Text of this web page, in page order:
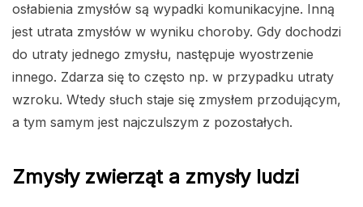
osłabienia zmysłów są wypadki komunikacyjne. Inną
jest utrata zmysłów w wyniku choroby. Gdy dochodzi
do utraty jednego zmysłu, następuje wyostrzenie
innego. Zdarza się to często np. w przypadku utraty
wzroku. Wtedy słuch staje się zmysłem przodującym,
a tym samym jest najczulszym z pozostałych.
Zmysły zwierząt a zmysły ludzi